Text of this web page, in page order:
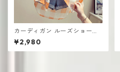
カーディガン ルーズショート
チェック柄 UV対策 長袖 アイ
スシルク シフォン
¥2,980